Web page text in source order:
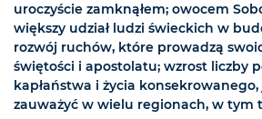
uroczyście zamknąłem; owocem
większy udział ludzi świeckich w
rozwój ruchów, które prowadzą
świętości i apostolatu; wzrost liczby
kapłaństwa i życia
zauważyć w wielu regionach, w tym